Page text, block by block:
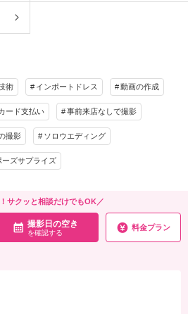
術 インポートドレス 動画の作成
ード支払い 事前来店なしで撮影
撮影 ソロウエディング
ーズサプライズ
サクッと相談だけでもOK／
撮影日の空き
を確認する
料金プラン